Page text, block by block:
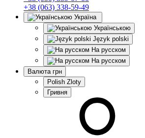
+38 (063) 338-59-49
Україна
Українською
Język polski
На русском
На русском
Валюта грн
Polish Zloty
Гривня